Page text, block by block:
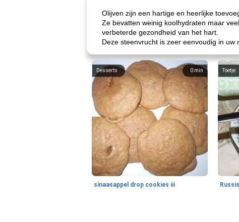
Olijven zijn een hartige en heerlijke
Ze bevatten weinig koolhydraten maar
verbeterde gezondheid van het hart.
Deze steenvrucht is zeer eenvoudig in
0 min
Desserts
sinaasappel drop cookies iii
Toetje